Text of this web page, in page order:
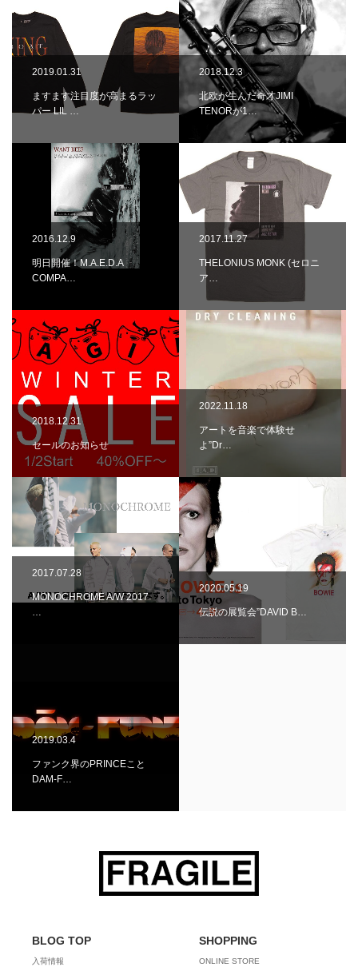
2019.01.31
ますます注目度が高まるラッ
パー LIL …
2018.12.3
北欧が生んだ奇才JIMI
TENORが1…
2016.12.9
明日開催！M.A.E.D.A
COMPA…
2017.11.27
THELONIUS MONK (セロニ
ア…
2018.12.31
セールのお知らせ
2022.11.18
アートを音楽で体験せ
よ”Dr…
2017.07.28
MONOCHROME A/W 2017
…
2020.05.19
伝説の展覧会”DAVID B…
2019.03.4
ファンク界のPRINCEこと
DAM-F…
BLOG TOP
入荷情報
SHOPPING
ONLINE STORE